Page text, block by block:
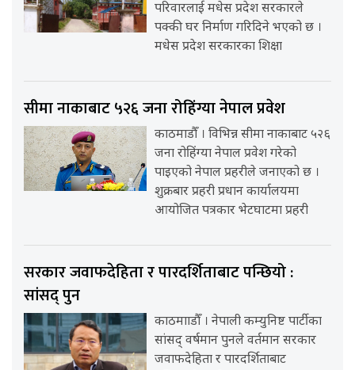
परिवारलाई मधेस प्रदेश सरकारले
पक्की घर निर्माण गरिदिने भएको छ ।
मधेस प्रदेश सरकारका शिक्षा
सीमा नाकाबाट ५२६ जना रोहिंग्या नेपाल प्रवेश
काठमाडौँ । विभिन्न सीमा नाकाबाट ५२६
जना रोहिंग्या नेपाल प्रवेश गरेको
पाइएको नेपाल प्रहरीले जनाएको छ ।
शुक्रबार प्रहरी प्रधान कार्यालयमा
आयोजित पत्रकार भेटघाटमा प्रहरी
सरकार जवाफदेहिता र पारदर्शिताबाट पन्छियो :
सांसद् पुन
काठमााडौँ । नेपाली कम्युनिष्ट पार्टीका
सांसद् वर्षमान पुनले वर्तमान सरकार
जवाफदेहिता र पारदर्शिताबाट